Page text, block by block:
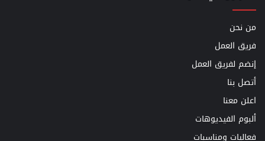
من نحن
فريق العمل
إنضم لفريق العمل
أتصل بنا
اعلن معنا
ألبوم الفيديوهات
فعاليات ومناسبات